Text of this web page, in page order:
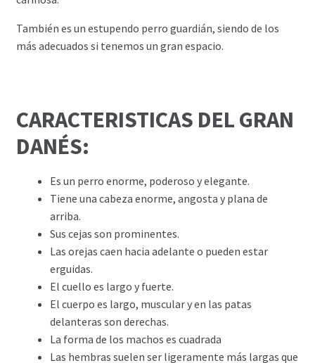
También es un estupendo perro guardián, siendo de los
más adecuados si tenemos un gran espacio.
CARACTERISTICAS DEL GRAN
DANÉS:
Es un perro enorme, poderoso y elegante.
Tiene una cabeza enorme, angosta y plana de
arriba.
Sus cejas son prominentes.
Las orejas caen hacia adelante o pueden estar
erguidas.
El cuello es largo y fuerte.
El cuerpo es largo, muscular y en las patas
delanteras son derechas.
La forma de los machos es cuadrada
Las hembras suelen ser ligeramente más largas que